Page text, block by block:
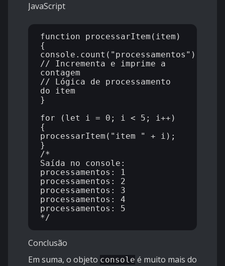
JavaScript
function processarItem(item)
{
console.count("processamentos");
// Incrementa e imprime a
contagem
// Lógica de processamento
do item
}
for (let i = 0; i < 5; i++)
{
processarItem("item " + i);
}
/*
Saída no console:
processamentos: 1
processamentos: 2
processamentos: 3
processamentos: 4
processamentos: 5
Conclusão
Em suma, o objeto console é muito mais do